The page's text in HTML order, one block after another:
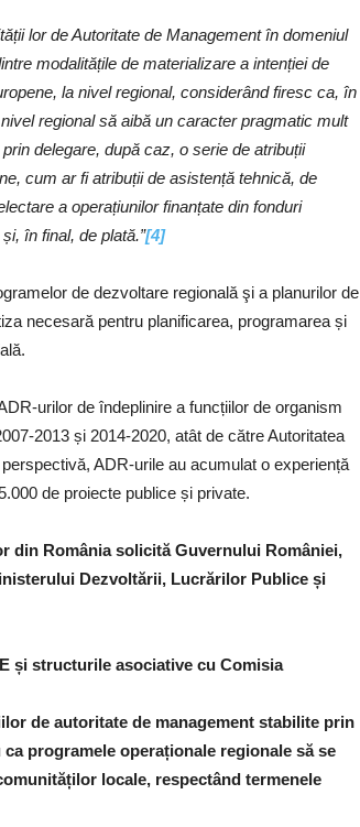
lor de Autoritate de Management în domeniul
modalitățile de materializare a intenției de
la nivel regional, considerând firesc ca, în
regional să aibă un caracter pragmatic mult
delegare, după caz, o serie de atribuții
cum ar fi atribuții de asistență tehnică, de
a operațiunilor finanțate din fonduri
în final, de plată.”[4]
de dezvoltare regională şi a planurilor de
necesară pentru planificarea, programarea și
urilor de îndeplinire a funcțiilor de organism
2013 și 2014-2020, atât de către Autoritatea
ADR-urile au acumulat o experiență
de proiecte publice și private.
din România solicită Guvernului României,
Dezvoltării, Lucrărilor Publice și
și structurile asociative cu Comisia
de autoritate de management stabilite prin
programele operaționale regionale să se
locale, respectând termenele